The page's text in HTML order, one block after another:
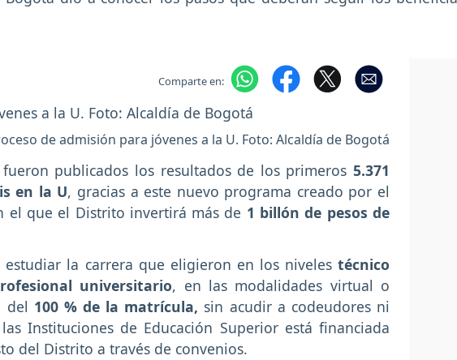
Comparte en:
de admisión para jóvenes a la U. Foto: Alcaldía de Bogotá
publicados los resultados de los primeros 5.371
en la U, gracias a este nuevo programa creado por el
el que el Distrito invertirá más de 1 billón de pesos de
la carrera que eligieron en los niveles técnico
universitario, en las modalidades virtual o
del 100 % de la matrícula, sin acudir a codeudores ni
Instituciones de Educación Superior está financiada
del Distrito a través de convenios.